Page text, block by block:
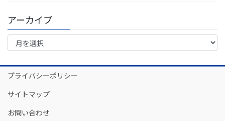
アーカイブ
ア
イ
ブ
プライバシーポリシー
サイトマップ
お問い合わせ